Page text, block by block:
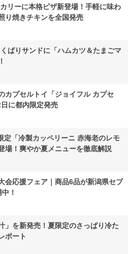
リーに本格ピザ新登場！手軽に味わ
り焼きチキンを全国発売
ばりサンドに「ハムカツ＆たまごマ
カプセルトイ「ジョイフル カプセ
に都内限定発売
定「冷製カッペリーニ 赤海老のレモ
場！爽やか夏メニューを徹底解説
会応援フェア｜商品6品が新潟県セブ
！
」を新発売！夏限定のさっぱり冷た
ポート